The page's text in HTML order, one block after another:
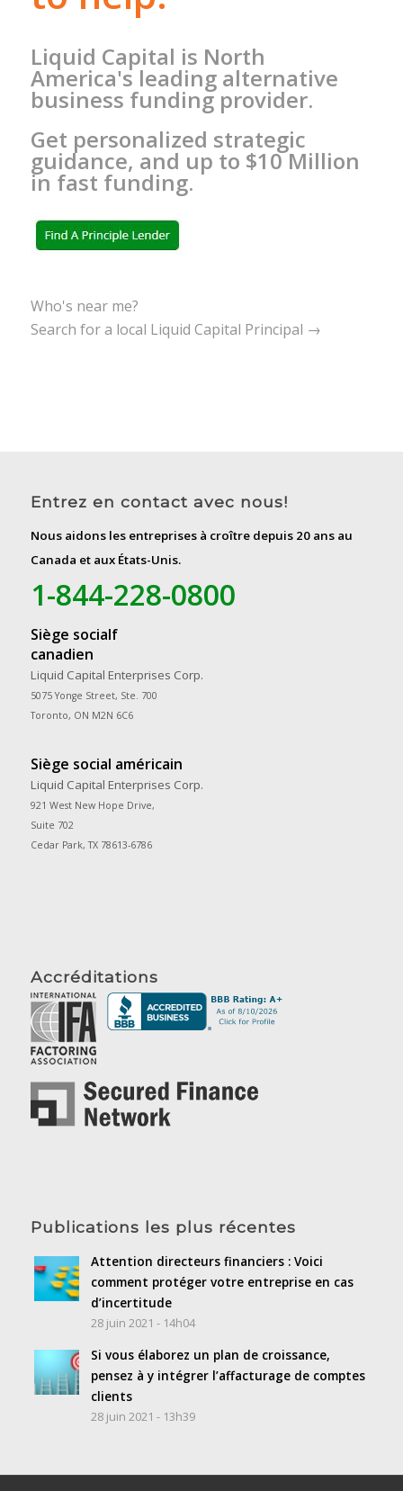
Liquid Capital is North
America's leading alternative
business funding provider.
Get personalized strategic
guidance, and up to $10 Million
in fast funding.
Who's near me?
Search for a local Liquid Capital Principal →
Entrez en contact avec nous!
Nous aidons les entreprises à croître depuis 20 ans au
Canada et aux États-Unis.
1-844-228-0800
Siège socialf
canadien
Liquid Capital Enterprises Corp.
5075 Yonge Street, Ste. 700
Toronto, ON M2N 6C6
Siège social américain
Liquid Capital Enterprises Corp.
921 West New Hope Drive,
Suite 702
Cedar Park, TX 78613-6786
Accréditations
Publications les plus récentes
Attention directeurs financiers : Voici
comment protéger votre entreprise en cas
d’incertitude
28 juin 2021 - 14h04
Si vous élaborez un plan de croissance,
pensez à y intégrer l’affacturage de comptes
clients
28 juin 2021 - 13h39